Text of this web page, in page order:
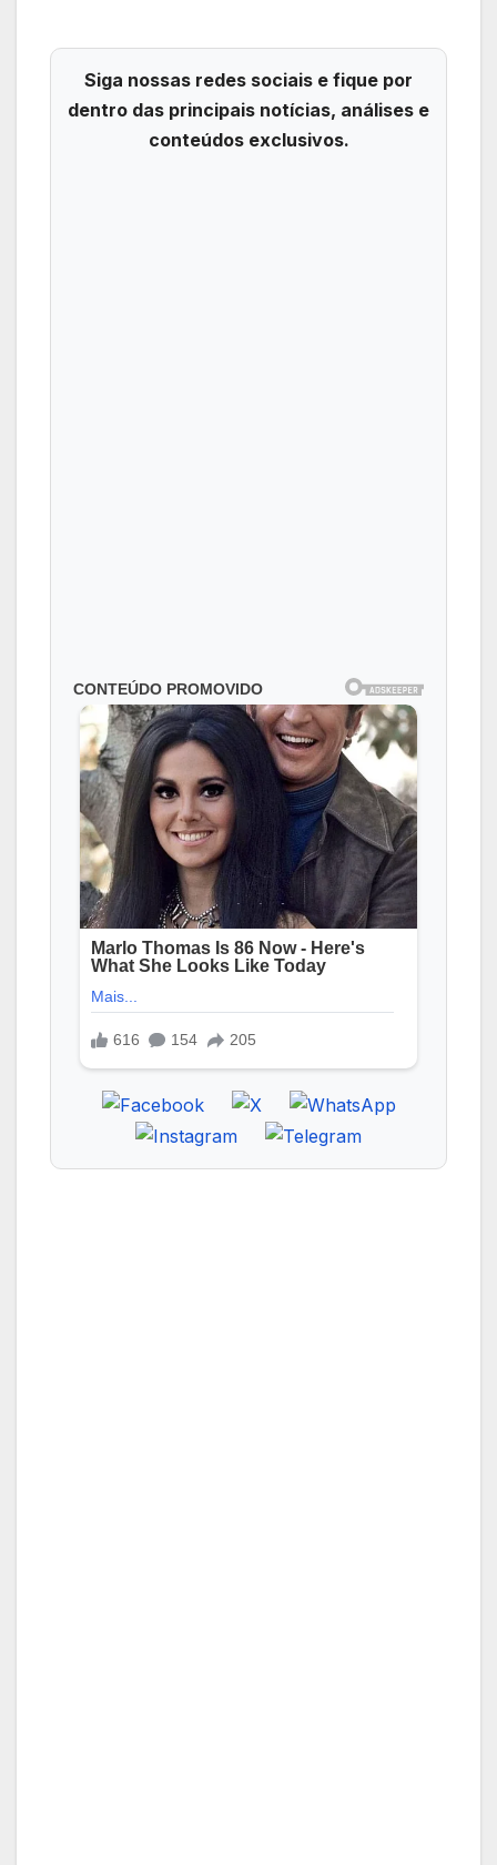
Siga nossas redes sociais e fique por
dentro das principais notícias, análises e
conteúdos exclusivos.